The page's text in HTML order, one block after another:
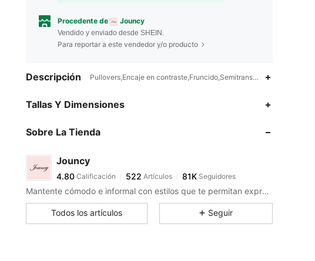
Procedente de Jouncy
Vendido y enviado desde SHEIN.
Para reportar a este vendedor y/o producto
Descripción Pullovers,Encaje en contraste,Fruncido,Semitransparente
Tallas Y Dimensiones
Sobre La Tienda
Jouncy
4.80
4.80 Calificación
r***4pagó Hace 1 día
4.80 522 81K
Mantente cómodo e informal con estilos que te permitan expresar tu alegría sin esfuerzo.
Todos los artículos Seguir